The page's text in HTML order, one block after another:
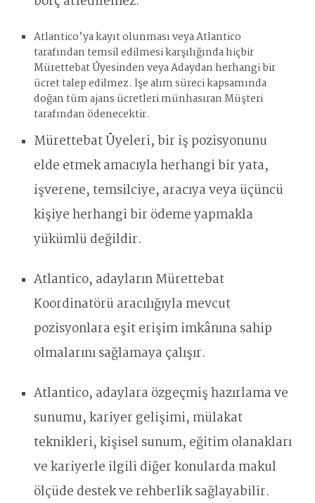
Atlantico’ya kayıt olunması veya Atlantico
tarafından temsil edilmesi karşılığında hiçbir
Mürettebat Üyesinden veya Adaydan herhangi bir
ücret talep edilmez. İşe alım süreci kapsamında
doğan tüm ajans ücretleri münhasıran Müşteri
tarafından ödenecektir.
Mürettebat Üyeleri, bir iş pozisyonunu
elde etmek amacıyla herhangi bir yata,
işverene, temsilciye, aracıya veya üçüncü
kişiye herhangi bir ödeme yapmakla
yükümlü değildir.
Atlantico, adayların Mürettebat
Koordinatörü aracılığıyla mevcut
pozisyonlara eşit erişim imkânına sahip
olmalarını sağlamaya çalışır.
Atlantico, adaylara özgeçmiş hazırlama ve
sunumu, kariyer gelişimi, mülakat
teknikleri, kişisel sunum, eğitim olanakları
ve kariyerle ilgili diğer konularda makul
ölçüde destek ve rehberlik sağlayabilir.